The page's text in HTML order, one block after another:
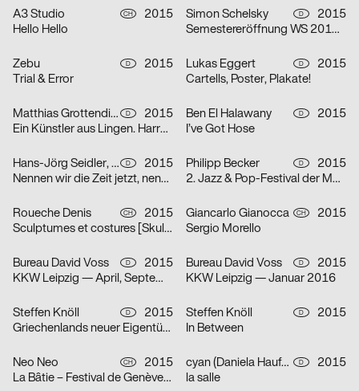
A3 Studio CH
2015
Hello Hello
Simon Schelsky D
2015
Semestereröffnung WS 2015/16
Zebu D
2015
Trial & Error
Lukas Eggert D
2015
Cartells, Poster, Plakate!
Matthias Grottendieck D
2015
Ein Künstler aus Lingen. Harry Kramer 1925 – 1997
Ben El Halawany D
2015
I’ve Got Hose
Hans-Jörg Seidler, Mark Bohle D
2015
Nennen wir die Zeit jetzt, nennen wir den Ort hier.
Philipp Becker D
2015
2. Jazz & Pop-Festival der Musikhochschule Stuttgart
Roueche Denis CH
2015
Sculptumes et costures [Skulptüme und Kosturen]
Giancarlo Gianocca CH
2015
Sergio Morello
Bureau David Voss D
2015
KKW Leipzig — April, September & Oktober 2015
Bureau David Voss D
2015
KKW Leipzig — Januar 2016
Steffen Knöll D
2015
Griechenlands neuer Eigentümer
Steffen Knöll D
2015
In Between
Neo Neo CH
2015
La Bâtie – Festival de Genève 2015
cyan (Daniela Haufe + Detlef Fiedler) D
2015
la salle